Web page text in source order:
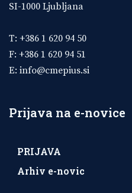
SI-1000 Ljubljana
T: +386 1 620 94 50
F: +386 1 620 94 51
E: info@cmepius.si
Prijava na e-novice
PRIJAVA
Arhiv e-novic